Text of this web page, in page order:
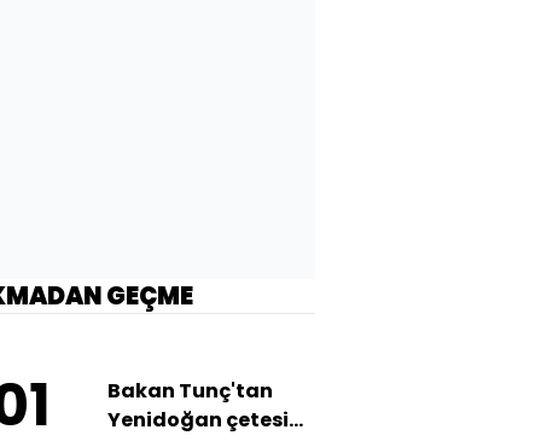
GEÇME
Bakan Tunç'tan
Yenidoğan çetesi